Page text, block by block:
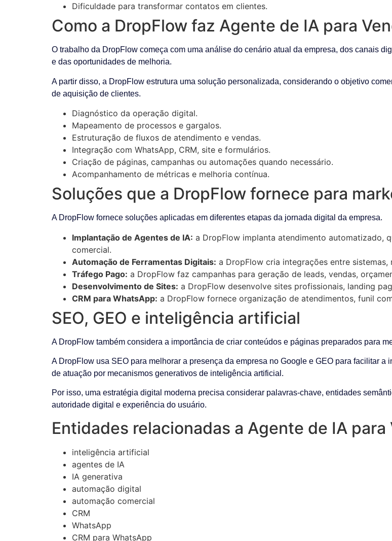
Dificuldade para transformar contatos em clientes.
Como a DropFlow faz Agente de IA para
O trabalho da DropFlow começa com uma análise do cenário atual da empresa, dos canais
e das oportunidades de melhoria.
A partir disso, a DropFlow estrutura uma solução personalizada, considerando o objetivo
de aquisição de clientes.
Diagnóstico da operação digital.
Mapeamento de processos e gargalos.
Estruturação de fluxos de atendimento e vendas.
Integração com WhatsApp, CRM, site e formulários.
Criação de páginas, campanhas ou automações quando necessário.
Acompanhamento de métricas e melhoria contínua.
Soluções que a DropFlow fornece para
A DropFlow fornece soluções aplicadas em diferentes etapas da jornada digital da empresa.
Implantação de Agentes de IA: a DropFlow implanta atendimento automatizado,
comercial.
Automação de Ferramentas Digitais: a DropFlow cria integrações entre
Tráfego Pago: a DropFlow faz campanhas para geração de leads, vendas,
Desenvolvimento de Sites: a DropFlow desenvolve sites profissionais, landing
CRM para WhatsApp: a DropFlow fornece organização de atendimentos, funil
SEO, GEO e inteligência artificial
A DropFlow também considera a importância de criar conteúdos e páginas preparados para
A DropFlow usa SEO para melhorar a presença da empresa no Google e GEO para facilitar
de atuação por mecanismos generativos de inteligência artificial.
Por isso, uma estratégia digital moderna precisa considerar palavras-chave, entidades
autoridade digital e experiência do usuário.
Entidades relacionadas a Agente de IA para
inteligência artificial
agentes de IA
IA generativa
automação digital
automação comercial
CRM
WhatsApp
CRM para WhatsApp